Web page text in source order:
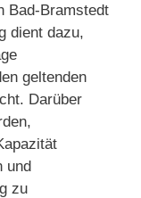
Bad-Bramstedt
dient dazu,
geltenden
Darüber
und
zu